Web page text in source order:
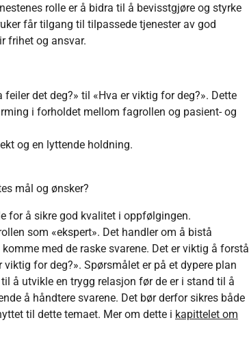
rolle er å bidra til å bevisstgjøre og styrke
får tilgang til tilpassede tjenester av god
frihet og ansvar.
det deg?» til «Hva er viktig for deg?». Dette
i forholdet mellom fagrollen og pasient- og
og en lyttende holdning.
mål og ønsker?
for å sikre god kvalitet i oppfølgingen.
som «ekspert». Det handler om å bistå
med de raske svarene. Det er viktig å forstå
for deg?». Spørsmålet er på et dypere plan
å utvikle en trygg relasjon før de er i stand til å
å håndtere svarene. Det bør derfor sikres både
til dette temaet. Mer om dette i kapittelet om